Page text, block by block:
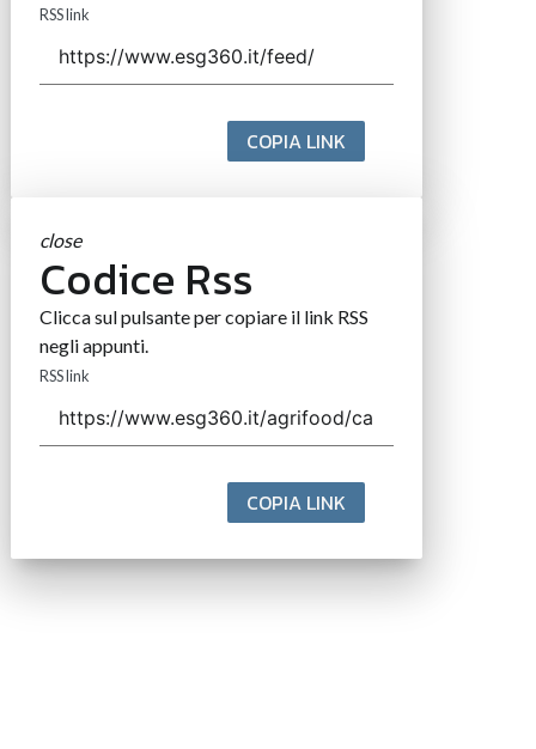
RSS link
COPIA LINK
close
Codice Rss
Clicca sul pulsante per copiare il link RSS
negli appunti.
RSS link
COPIA LINK